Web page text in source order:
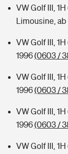
VW Golf III,
Limousine, ab
VW Golf III,
1996(0603 /
VW Golf III,
1996(0603 /
VW Golf III,
1996(0603 /
VW Golf III,